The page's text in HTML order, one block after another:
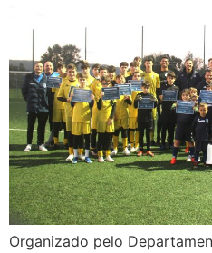
Organizado pelo